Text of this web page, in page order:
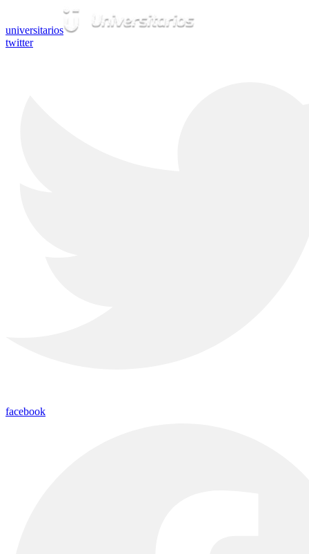
universitarios
twitter
facebook